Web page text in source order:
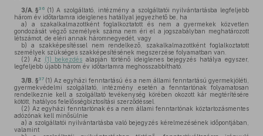
3/A. §36 (1) A szolgáltató, intézmény a szolgáltatói nyilvántartásba legfeljebb
három év időtartamra ideiglenes hatállyal jegyezhető be, ha
a) a szakalkalmazottként foglalkoztatott és nem a gyermekek közvetlen
gondozását végző személyek száma nem éri el a jogszabályban meghatározott
létszámot, de eléri annak háromnegyedét, vagy
b) a szakképesítéssel nem rendelkező, szakalkalmazottként foglalkoztatott
személyek szükséges szakképesítésének megszerzése folyamatban van.
(2) Az (1) bekezdés alapján történő ideiglenes bejegyzés hatálya egyszer,
legfeljebb újabb három év időtartamra meghosszabbítható.
3/B. §37 (1) Az egyházi fenntartású és a nem állami fenntartású gyermekjóléti,
gyermekvédelmi szolgáltató, intézmény esetén a fenntartónak folyamatosan
rendelkeznie kell a szolgáltató tevékenység körében okozott kár megtérítésére
kötött, hatályos felelősségbiztosítási szerződéssel.
(2) Az egyházi fenntartónak és a nem állami fenntartónak köztartozásmentes
adózónak kell minősülnie
a) a szolgáltatói nyilvántartásba való bejegyzés kérelmezésének időpontjában,
valamint